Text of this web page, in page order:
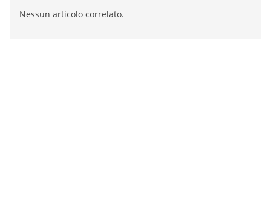
Nessun articolo correlato.